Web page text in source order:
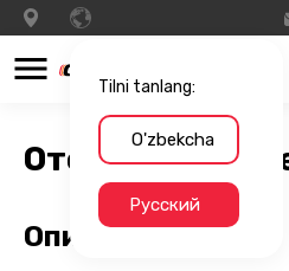
Tilni tanlang:
O'zbekcha
Русский
Отсрочка
Описание услуги